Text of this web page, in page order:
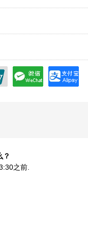
？
之前.